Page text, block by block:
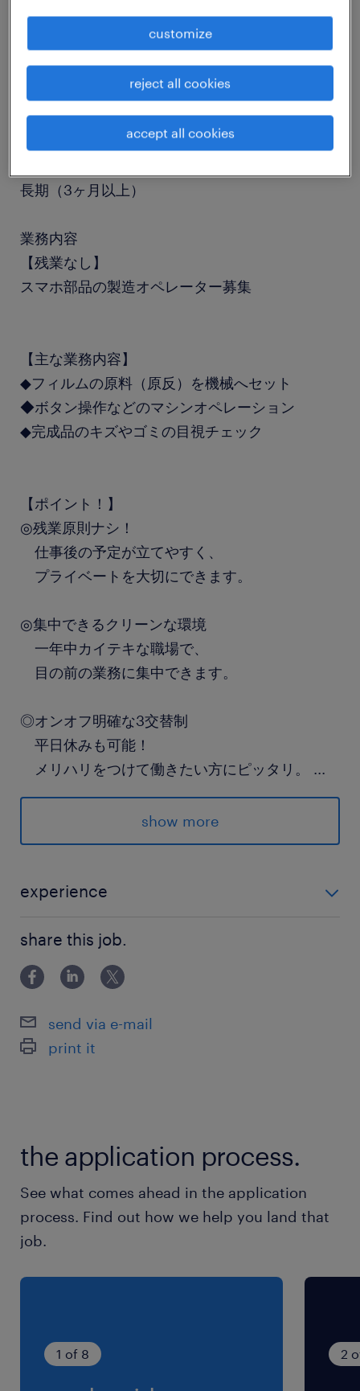
job details
検査
長期（3ヶ月以上）
業務内容
【残業なし】
スマホ部品の製造オペレーター募集
【主な業務内容】
◆フィルムの原料（原反）を機械へセット
◆ボタン操作などのマシンオペレーション
◆完成品のキズやゴミの目視チェック
【ポイント！】
◎残業原則ナシ！
仕事後の予定が立てやすく、
プライベートを大切にできます。
◎集中できるクリーンな環境
一年中カイテキな職場で、
目の前の業務に集中できます。
◎オンオフ明確な3交替制
平日休みも可能！
メリハリをつけて働きたい方にピッタリ。 ...
誰もが知る大手製造メーカーの化学製品部門で
東武東上線／東松山駅（車15分）
高崎線／吹上(埼玉県)駅（車17分）
秩父鉄道、高崎線／熊谷駅（車25分）
休日休暇
シフト制
就業時間
（2）14:50-23:00（実働7時間10分・休憩60分）
（3）22:50-7:00（実働7時間10分・休憩60分）
残業
show more
experience
share this job.
send via e-mail
print it
the application process.
See what comes ahead in the application
process. Find out how we help you land that
job.
1 of 8 2
customize
reject all cookies
accept all cookies